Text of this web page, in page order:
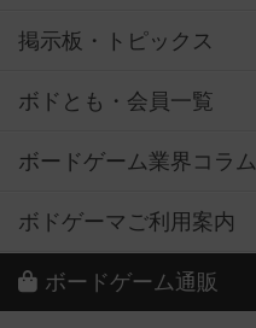
掲示板・トピックス
ボドとも・会員一覧
ボードゲーム業界コラム
ボドゲーマご利用案内
ボードゲーム通販